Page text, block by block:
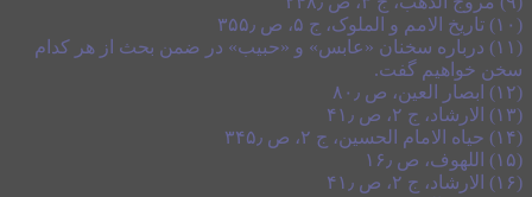
(۱۰) تاریخ الامم و الملوک، ج ۵، ص ۳۵۵٫
(۱۱) درباره سخنان «عابس» و «حبیب» در ضمن بحث از هر کدام
سخن خواهیم گفت.
(۱۲) ابصار العین، ص ۸۰٫
(۱۳) الارشاد، ج ۲، ص ۴۱٫
(۱۴) حیاه الامام الحسین، ج ۲، ص ۳۴۵٫
(۱۵) اللهوف، ص ۱۶٫
(۱۶) الارشاد، ج ۲، ص ۴۱٫